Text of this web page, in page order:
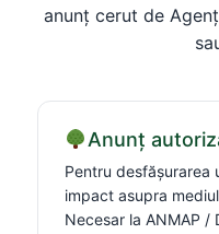
anunț cerut de
Anunț
Pentru desfășurarea
impact asupra
Necesar la ANMAP /